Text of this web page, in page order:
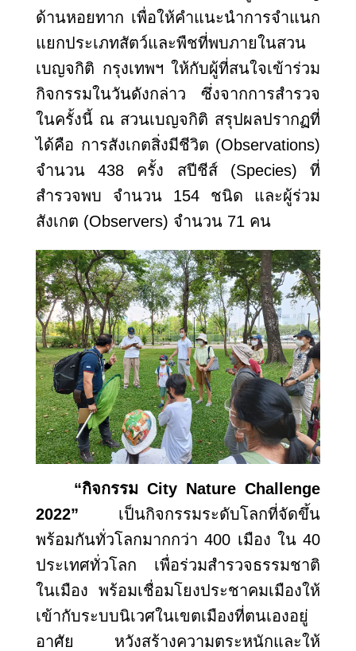
ด้านหอยทาก เพื่อให้คำแนะนำการจำแนก
แยกประเภทสัตว์และพืชที่พบภายในสวน
เบญจกิติ กรุงเทพฯ ให้กับผู้ที่สนใจเข้าร่วม
กิจกรรมในวันดังกล่าว ซึ่งจากการสำรวจ
ในครั้งนี้ ณ สวนเบญจกิติ สรุปผลปรากฏที่
ได้คือ การสังเกตสิ่งมีชีวิต (Observations)
จำนวน 438 ครั้ง สปีชีส์ (Species) ที่
สำรวจพบ จำนวน 154 ชนิด และผู้ร่วม
สังเกต (Observers) จำนวน 71 คน
“กิจกรรม City Nature Challenge
2022” เป็นกิจกรรมระดับโลกที่จัดขึ้น
พร้อมกันทั่วโลกมากกว่า 400 เมือง ใน 40
ประเทศทั่วโลก เพื่อร่วมสำรวจธรรมชาติ
ในเมือง พร้อมเชื่อมโยงประชาคมเมืองให้
เข้ากับระบบนิเวศในเขตเมืองที่ตนเองอยู่
อาศัย หวังสร้างความตระหนักและให้